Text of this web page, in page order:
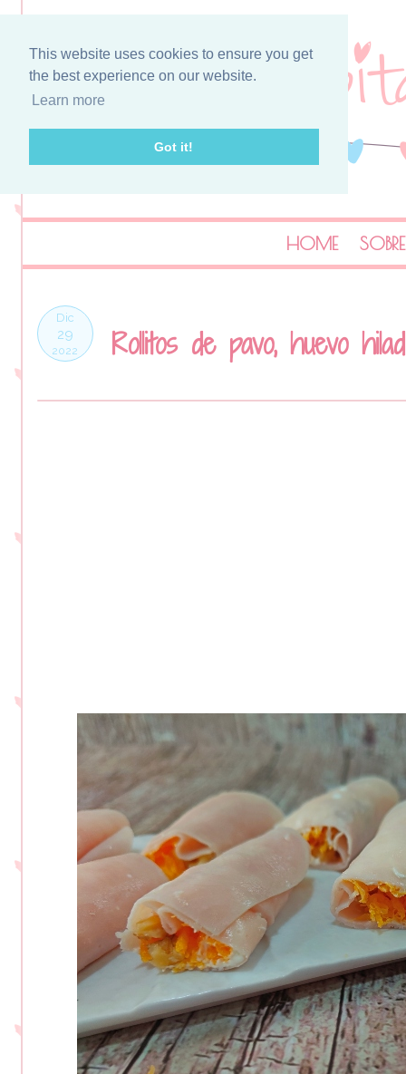
This website uses cookies to ensure you get
the best experience on our website.
Learn more
Got it!
HOME
Dic
29
2022 Rollitos de pavo, huevo